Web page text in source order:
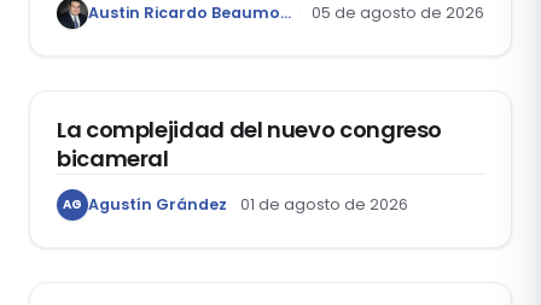
Austin Ricardo Beaumont Rivera 05 de agosto de 2026
La complejidad del nuevo congreso
bicameral
AG Agustín Grández 01 de agosto de 2026